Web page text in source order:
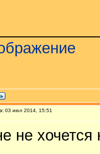
03 июл 2014, 15:51
не хочется